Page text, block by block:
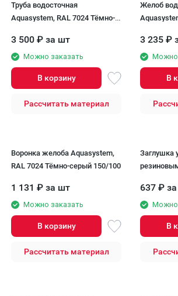
Труба водосточная
Aquasystem, RAL 7024 Тёмно-
3 500 ₽ за шт
Можно заказать
В корзину
Рассчитать материал
Желоб
3 235 ₽
Можно
В
Воронка желоба Aquasystem,
RAL 7024 Тёмно-серый 150/100
1 131 ₽ за шт
Можно заказать
В корзину
Рассчитать материал
Заглушка
серый
637 ₽
Можно
В